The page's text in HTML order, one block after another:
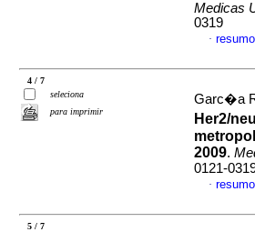
Medicas
0319
·
4 / 7
seleciona
para imprimir
Garc�a
Her2/
2009.
0121-
·
5 / 7